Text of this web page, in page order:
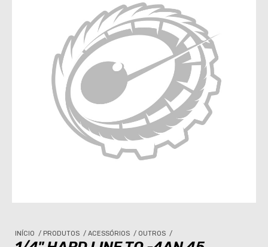
INÍCIO / PRODUTOS / ACESSÓRIOS / OUTROS /